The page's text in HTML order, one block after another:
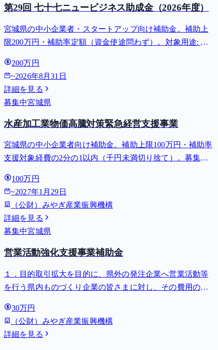
第29回 七十七ニュービジネス助成金（2026年度）
宮城県の中小企業者・スタートアップ向け補助金。補助上
限200万円・補助率定額（資金使途問わず）。対象用途: 創
200万円
~2026年8月31日
詳細を見る
募集中宮城県
水産加工業物価高騰対策緊急経営支援事業
宮城県の中小企業者向け補助金。補助上限100万円・補助率
支援対象経費の2分の1以内（千円未満切り捨て）。募集締
料品製造業」（小分類092）に属する水産加工業者に限られ
ます。宮...
100万円
~2027年1月29日
（公財）みやぎ産業振興機構
詳細を見る
募集中宮城県
営業活動強化支援事業補助金
１．目的取引拡大を目的に、県外の発注企業へ営業活動等
を行う県内ものづくり企業の皆さまに対し、その費用の一
す。
30万円
（公財）みやぎ産業振興機構
詳細を見る